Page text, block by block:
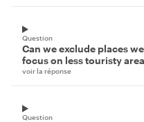
Question
Can we exclude places
focus on less touristy
voir la réponse
Question